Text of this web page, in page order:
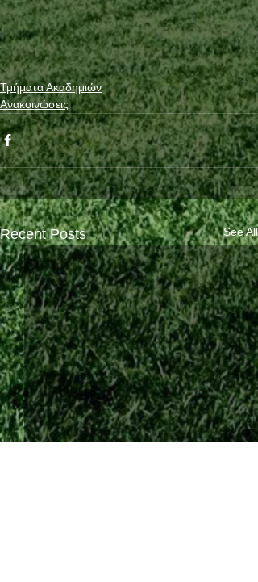
Τμήματα Ακαδημιών
Ανακοινώσεις
Recent Posts See All